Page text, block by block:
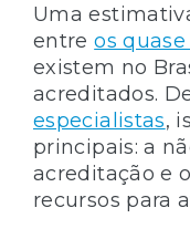
Uma
entreos quase
existem no
acreditados.
especialistas,
principais: a
acreditação e
recursos para